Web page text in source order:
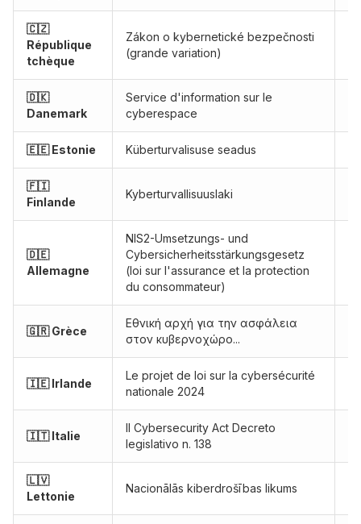
🇨🇿
République
tchèque
Zákon o kybernetické bezpečnosti
(grande variation)
🇩🇰
Danemark
Service d'information sur le
cyberespace
🇪🇪 Estonie Küberturvalisuse seadus
🇫🇮
Finlande
Kyberturvallisuuslaki
🇩🇪
Allemagne
NIS2-Umsetzungs- und
Cybersicherheitsstärkungsgesetz
(loi sur l'assurance et la protection
du consommateur)
🇬🇷 Grèce
Εθνική αρχή για την ασφάλεια
στον κυβερνοχώρο...
🇮🇪 Irlande
Le projet de loi sur la cybersécurité
nationale 2024
🇮🇹 Italie
Il Cybersecurity Act Decreto
legislativo n. 138
🇱🇻
Lettonie
Nacionālās kiberdrošības likums